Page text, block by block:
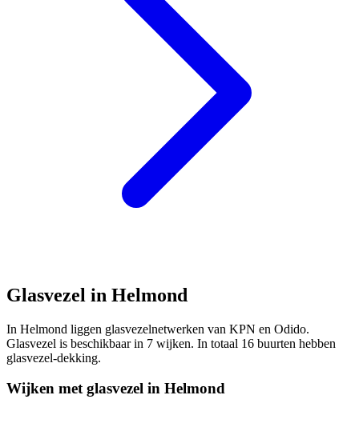
Glasvezel in Helmond
In Helmond liggen glasvezelnetwerken van KPN en Odido.
Glasvezel is beschikbaar in 7 wijken. In totaal 16 buurten hebben
glasvezel-dekking.
Wijken met glasvezel in Helmond